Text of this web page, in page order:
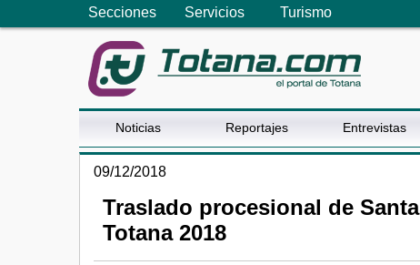
Secciones Servicios Turismo
Noticias Reportajes Entrevistas
09/12/2018
Traslado procesional de
Totana 2018